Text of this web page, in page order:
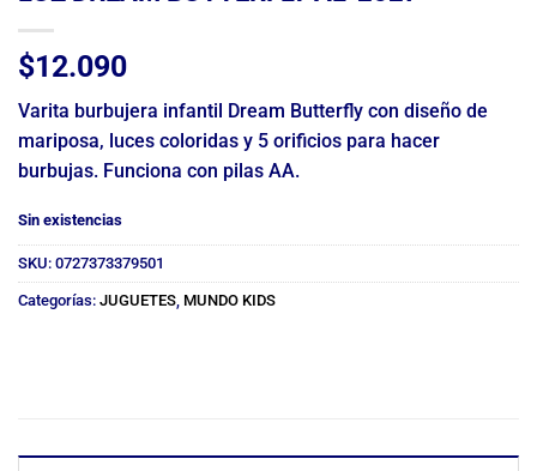
$12.090
Varita burbujera infantil Dream Butterfly con diseño de
mariposa, luces coloridas y 5 orificios para hacer
burbujas. Funciona con pilas AA.
Sin existencias
SKU: 0727373379501
Categorías: JUGUETES, MUNDO KIDS